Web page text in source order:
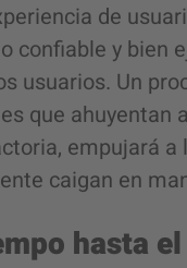
de
confiable y
usuarios. Un
que ahuyentan
empujará
caigan en
hasta